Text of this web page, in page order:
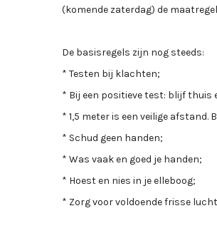
(komende zaterdag) de
De basisregels zijn nog steeds:
* Testen bij klachten;
* Bij een positieve test: blijf thuis
* 1,5 meter is een veilige afstand.
* Schud geen handen;
* Was vaak en goed je handen;
* Hoest en nies in je elleboog;
* Zorg voor voldoende frisse